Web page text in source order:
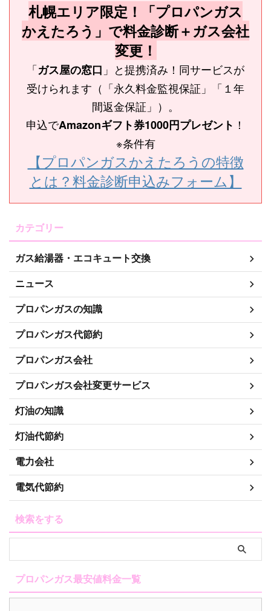
札幌エリア限定！「プロパンガス
かえたろう」で料金診断＋ガス会社
変更！
「ガス屋の窓口 」と提携済み！同サービスが
受けられます（「永久料金監視保証」「１年
間返金保証」）。
申込でAmazonギフト券1000円プレゼント ！
※条件有
【プロパンガスかえたろうの特徴
とは？料金診断申込みフォーム】
カテゴリー
ガス給湯器・エコキュート交換
ニュース
プロパンガスの知識
プロパンガス代節約
プロパンガス会社
プロパンガス会社変更サービス
灯油の知識
灯油代節約
電力会社
電気代節約
検索をする
プロパンガス最安値料金一覧